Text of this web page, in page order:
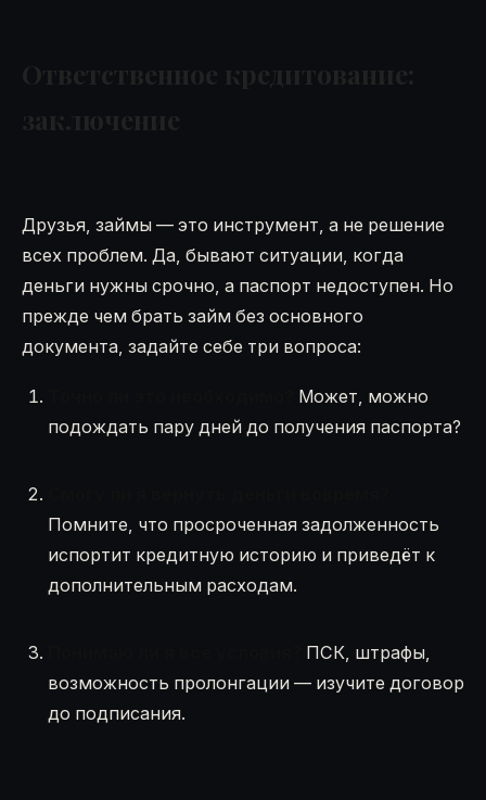
Ответственное кредитование:
заключение
Друзья, займы — это инструмент, а не решение
всех проблем. Да, бывают ситуации, когда
деньги нужны срочно, а паспорт недоступен. Но
прежде чем брать займ без основного
документа, задайте себе три вопроса:
Может, можно
подождать пару дней до получения паспорта?
Помните, что просроченная задолженность
испортит кредитную историю и приведёт к
дополнительным расходам.
ПСК, штрафы,
возможность пролонгации — изучите договор
до подписания.